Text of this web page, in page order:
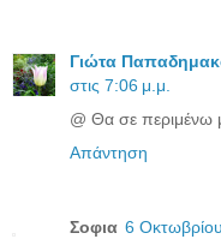
Γιώτα
στις 7:06 μ.μ.
@ Θα σε περιμένω
Απάντηση
Σοφια 6